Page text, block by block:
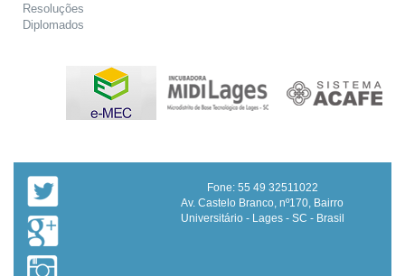
Resoluções
Diplomados
Fone: 55 49 32511022
Av. Castelo Branco, nº170, Bairro
Universitário - Lages - SC - Brasil